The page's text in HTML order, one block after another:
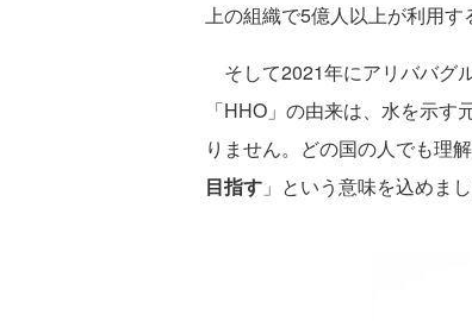
上の組織で5億人以上が利用す
そして2021年にアリババグ
「HHO」の由来は、水を示
りません。どの国の人でも理
目指す 」という意味を込めまし